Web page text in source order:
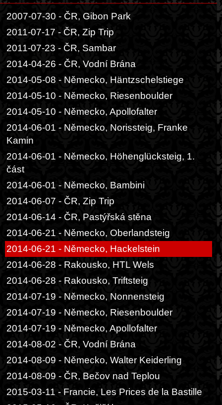
2007-07-30 - ČR, Gibon Park
2011-07-17 - ČR, Zip Trip
2011-07-23 - ČR, Sambar
2014-04-26 - ČR, Vodní Brána
2014-05-08 - Německo, Häntzschelstiege
2014-05-10 - Německo, Riesenboulder
2014-05-10 - Německo, Apollofalter
2014-06-01 - Německo, Norissteig, Franke
Kamin
2014-06-01 - Německo, Höhenglücksteig, 1.
část
2014-06-01 - Německo, Bambini
2014-06-07 - ČR, Zip Trip
2014-06-14 - ČR, Pastýřská stěna
2014-06-21 - Německo, Oberlandsteig
2014-06-21 - Německo, Hackelstein
2014-06-28 - Rakousko, HTL Wels
2014-06-28 - Rakousko, Triftsteig
2014-07-19 - Německo, Nonnensteig
2014-07-19 - Německo, Riesenboulder
2014-07-19 - Německo, Apollofalter
2014-08-02 - ČR, Vodní Brána
2014-08-09 - Německo, Walter Keiderling
2014-08-09 - ČR, Bečov nad Teplou
2015-03-11 - Francie, Les Prices de la Bastille